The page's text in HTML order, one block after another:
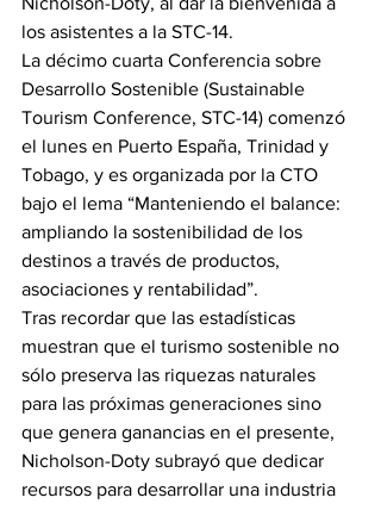
los asistentes a la STC-14.
La décimo cuarta Conferencia sobre
Desarrollo Sostenible (Sustainable
Tourism Conference, STC-14) comenzó
el lunes en Puerto España, Trinidad y
Tobago, y es organizada por la CTO
bajo el lema “Manteniendo el balance:
ampliando la sostenibilidad de los
destinos a través de productos,
asociaciones y rentabilidad”.
Tras recordar que las estadísticas
muestran que el turismo sostenible no
sólo preserva las riquezas naturales
para las próximas generaciones sino
que genera ganancias en el presente,
Nicholson-Doty subrayó que dedicar
recursos para desarrollar una industria